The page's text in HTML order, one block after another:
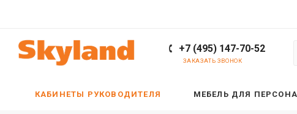
+7 (495) 147-70-52
ЗАКАЗАТЬ ЗВОНОК
КАБИНЕТЫ РУКОВОДИТЕЛЯ МЕБЕЛЬ ДЛЯ